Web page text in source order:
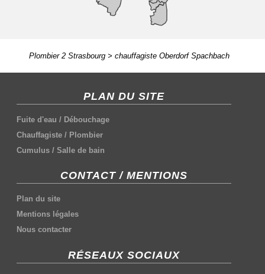
Plombier 2 Strasbourg> chauffagiste Oberdorf Spachbach
PLAN DU SITE
Fuite d'eau / Débouchage
Chauffagiste / Plombier
Cumulus /Salle de bain
CONTACT / MENTIONS
Plan du site
Mentions légales
Nous contacter
RÉSEAUX SOCIAUX